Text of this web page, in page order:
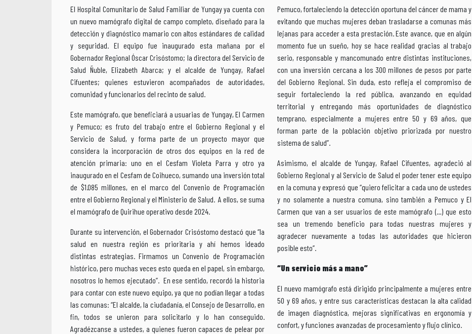
El Hospital Comunitario de Salud Familiar de Yungay ya cuenta con
un nuevo mamógrafo digital de campo completo, diseñado para la
detección y diagnóstico mamario con altos estándares de calidad
y seguridad. El equipo fue inaugurado esta mañana por el
Gobernador Regional Óscar Crisóstomo; la directora del Servicio de
Salud Ñuble, Elizabeth Abarca; y el alcalde de Yungay, Rafael
Cifuentes; quienes estuvieron acompañados de autoridades,
comunidad y funcionarios del recinto de salud.
Este mamógrafo, que beneficiará a usuarias de Yungay, El Carmen
y Pemuco; es fruto del trabajo entre el Gobierno Regional y el
Servicio de Salud, y forma parte de un proyecto mayor que
considera la incorporación de otros dos equipos en la red de
atención primaria: uno en el Cesfam Violeta Parra y otro ya
inaugurado en el Cesfam de Coihueco, sumando una inversión total
de $1.085 millones, en el marco del Convenio de Programación
entre el Gobierno Regional y el Ministerio de Salud. A ellos, se suma
el mamógrafo de Quirihue operativo desde 2024.
Durante su intervención, el Gobernador Crisóstomo destacó que “la
salud en nuestra región es prioritaria y ahí hemos ideado
distintas estrategias. Firmamos un Convenio de Programación
histórico, pero muchas veces esto queda en el papel, sin embargo,
nosotros lo hemos ejecutado”. En ese sentido, recordó la historia
para contar con este nuevo equipo, ya que no podían llegar a todas
las comunas: “El alcalde, la ciudadanía, el Consejo de Desarrollo, en
fin, todos se unieron para solicitarlo y lo han conseguido.
Agradézcanse a ustedes, a quienes fueron capaces de pelear por
Pemuco, fortaleciendo la detección oportuna del cáncer de mama y
evitando que muchas mujeres deban trasladarse a comunas más
lejanas para acceder a esta prestación. Este avance, que en algún
momento fue un sueño, hoy se hace realidad gracias al trabajo
serio, responsable y mancomunado entre distintas instituciones,
con una inversión cercana a los 300 millones de pesos por parte
del Gobierno Regional. Sin duda, esto refleja el compromiso de
seguir fortaleciendo la red pública, avanzando en equidad
territorial y entregando más oportunidades de diagnóstico
temprano, especialmente a mujeres entre 50 y 69 años, que
forman parte de la población objetivo priorizada por nuestro
sistema de salud”.
Asimismo, el alcalde de Yungay, Rafael Cifuentes, agradeció al
Gobierno Regional y al Servicio de Salud el poder tener este equipo
en la comuna y expresó que “quiero felicitar a cada uno de ustedes
y no solamente a nuestra comuna, sino también a Pemuco y El
Carmen que van a ser usuarios de este mamógrafo (…) que esto
sea un tremendo beneficio para todas nuestras mujeres y
agradecer nuevamente a todas las autoridades que hicieron
posible esto”.
“Un servicio más a mano”
El nuevo mamógrafo está dirigido principalmente a mujeres entre
50 y 69 años, y entre sus características destacan la alta calidad
de imagen diagnóstica, mejoras significativas en ergonomía y
confort, y funciones avanzadas de procesamiento y flujo clínico.